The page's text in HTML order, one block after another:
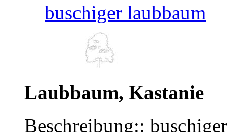
buschiger laubbaum
Laubbaum, Kastanie
Beschreibung::